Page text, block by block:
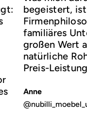
begeistert,
familiäres
großen Wert
natürliche
Preis-
Anne